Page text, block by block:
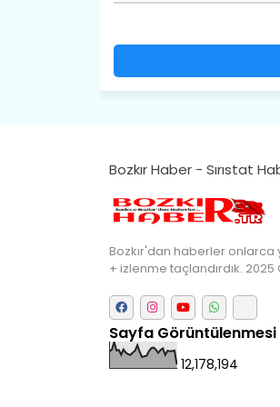
Bozkır Haber - Sırıstat
Bozkır'dan haberler onlarca
+ izlenme taçlandırdık. 2025
Sayfa Görüntülenmesi
12,178,194